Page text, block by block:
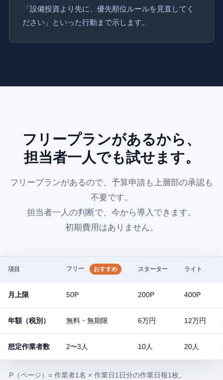
「設備投資より先に、優先順位ルールを見直してく
ださい」といった行動まで示します。
フリープランがあるから、
担当者一人でも試せます。
フリープランがあるので、予算申請も上層部の承認も
不要です。
担当者一人の判断で、今から導入できます。
初期費用はありません。
項目 フリー おすすめ スターター ライト
月上限 50P 200P 400P
年額（税別） 無料・無期限 6万円 12万円
想定作業者数 2〜3人 10人 20人
P（ページ）= 作業者1名 × 作業日1日分の作業日報1枚。